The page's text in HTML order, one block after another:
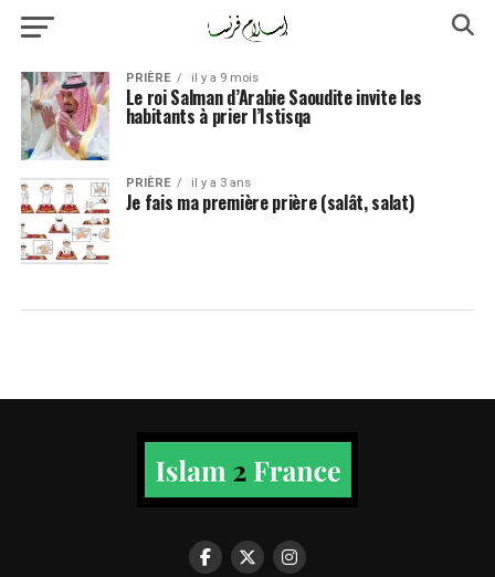
PRIÈRE il y a 9 mois
Le roi Salman d’Arabie Saoudite invite les
habitants à prier l’Istisqa
PRIÈRE il y a 3 ans
Je fais ma première prière (salât, salat)